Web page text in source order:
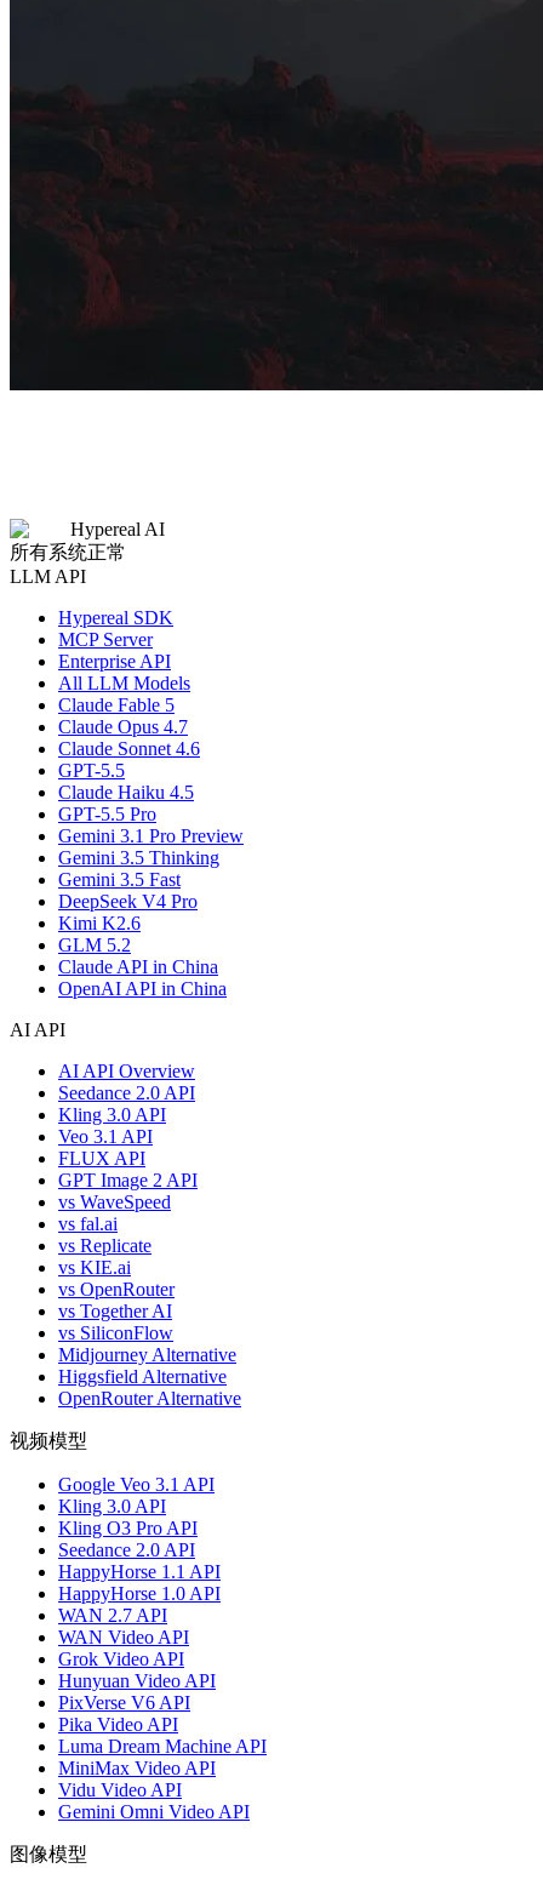
Hypereal AI
所有系统正常
LLM API
Hypereal SDK
MCP Server
Enterprise API
All LLM Models
Claude Fable 5
Claude Opus 4.7
Claude Sonnet 4.6
GPT-5.5
Claude Haiku 4.5
GPT-5.5 Pro
Gemini 3.1 Pro Preview
Gemini 3.5 Thinking
Gemini 3.5 Fast
DeepSeek V4 Pro
Kimi K2.6
GLM 5.2
Claude API in China
OpenAI API in China
AI API
AI API Overview
Seedance 2.0 API
Kling 3.0 API
Veo 3.1 API
FLUX API
GPT Image 2 API
vs WaveSpeed
vs fal.ai
vs Replicate
vs KIE.ai
vs OpenRouter
vs Together AI
vs SiliconFlow
Midjourney Alternative
Higgsfield Alternative
OpenRouter Alternative
视频模型
Google Veo 3.1 API
Kling 3.0 API
Kling O3 Pro API
Seedance 2.0 API
HappyHorse 1.1 API
HappyHorse 1.0 API
WAN 2.7 API
WAN Video API
Grok Video API
Hunyuan Video API
PixVerse V6 API
Pika Video API
Luma Dream Machine API
MiniMax Video API
Vidu Video API
Gemini Omni Video API
图像模型